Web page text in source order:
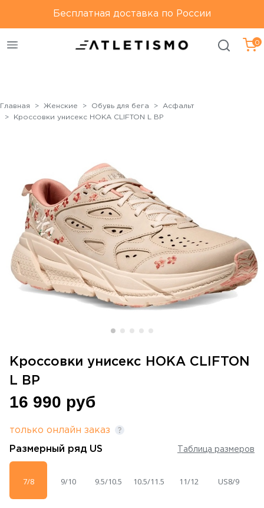
Только оригинальная
продукция
Бесплатная доставка по
России
Бесплатная доставка по России
0
Главная Женские Обувь для бега
Асфальт
Кроссовки унисекc HOKA CLIFTON L BP
Кроссовки унисекc HOKA CLIFTON
L BP
16 990 руб
только онлайн заказ
Размерный ряд US Таблица размеров
7/8 9/10 9.5/10.5 10.5/11.5 11/12 US8/9